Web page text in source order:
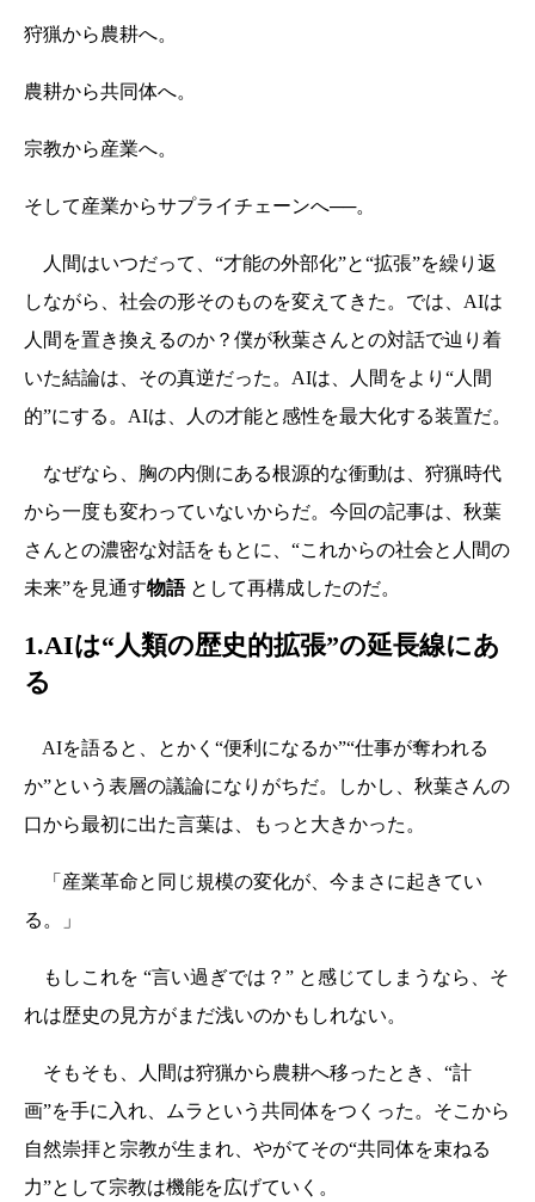
狩猟から農耕へ。
農耕から共同体へ。
宗教から産業へ。
そして産業からサプライチェーンへ──。
人間はいつだって、“才能の外部化”と“拡張”を繰り返
しながら、社会の形そのものを変えてきた。では、AIは
人間を置き換えるのか？僕が秋葉さんとの対話で辿り着
いた結論は、その真逆だった。AIは、人間をより“人間
的”にする。AIは、人の才能と感性を最大化する装置だ。
なぜなら、胸の内側にある根源的な衝動は、狩猟時代
から一度も変わっていないからだ。今回の記事は、秋葉
さんとの濃密な対話をもとに、“これからの社会と人間の
未来”を見通す物語として再構成したのだ。
1.AIは“人類の歴史的拡張”の延長線にあ
る
AIを語ると、とかく“便利になるか”“仕事が奪われる
か”という表層の議論になりがちだ。しかし、秋葉さんの
口から最初に出た言葉は、もっと大きかった。
「産業革命と同じ規模の変化が、今まさに起きてい
る。」
もしこれを “言い過ぎでは？” と感じてしまうなら、そ
れは歴史の見方がまだ浅いのかもしれない。
そもそも、人間は狩猟から農耕へ移ったとき、“計
画”を手に入れ、ムラという共同体をつくった。そこから
自然崇拝と宗教が生まれ、やがてその“共同体を束ねる
力”として宗教は機能を広げていく。